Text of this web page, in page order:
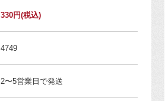
330円(税込)
4749
2〜5営業日で発送